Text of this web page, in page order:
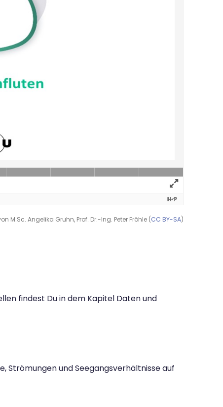
Angelika Gruhn, Prof. Dr.-Ing. Peter Fröhle (CC BY-SA)
findest Du in dem Kapitel Daten und
Strömungen und Seegangsverhältnisse auf